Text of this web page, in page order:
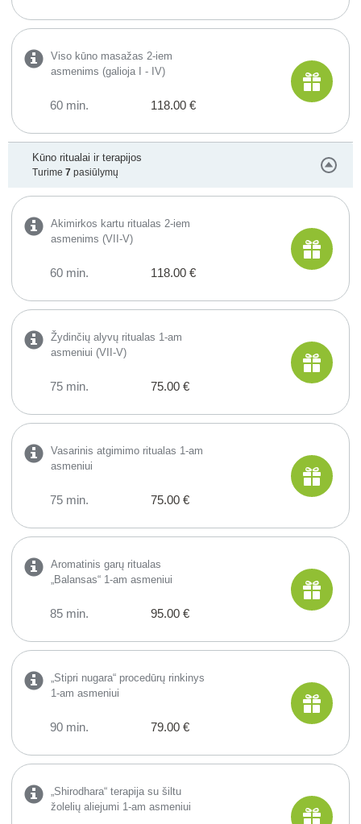
Viso kūno masažas 2-iem
asmenims (galioja I - IV)
60 min. 118.00 €
Kūno ritualai ir terapijos
Turime 7pasiūlymų
Akimirkos kartu ritualas 2-iem
asmenims (VII-V)
60 min. 118.00 €
Žydinčių alyvų ritualas 1-am
asmeniui (VII-V)
75 min. 75.00 €
Vasarinis atgimimo ritualas 1-am
asmeniui
75 min. 75.00 €
Aromatinis garų ritualas
„Balansas“ 1-am asmeniui
85 min. 95.00 €
„Stipri nugara“ procedūrų rinkinys
1-am asmeniui
90 min. 79.00 €
„Shirodhara“ terapija su šiltu
žolelių aliejumi 1-am asmeniui